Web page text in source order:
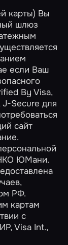
карты) Вы
шлюз
если Ваш
By Visa,
J-Secure для
сайт
ЮМани.
РФ.
картам
с
Visa Int.,